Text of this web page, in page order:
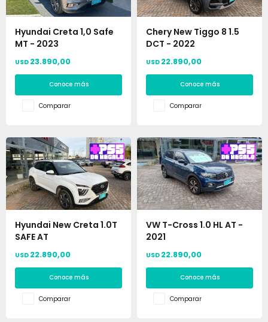
Hyundai Creta 1,0 Safe
MT - 2023
USD 23.890,00
Conoce más
Comparar
Chery New Tiggo 8 1.5
DCT - 2022
USD 22.890,00
Conoce más
Comparar
Hyundai New Creta 1.0T
SAFE AT
USD 22.890,00
Conoce más
Comparar
VW T-Cross 1.0 HL AT -
2021
USD 22.890,00
Conoce más
Comparar